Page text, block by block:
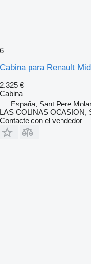
6
Cabina para Renault
2.325 €
Cabina
España, Sant Pere
LAS COLINAS OCASION,
Contacte con el vendedor